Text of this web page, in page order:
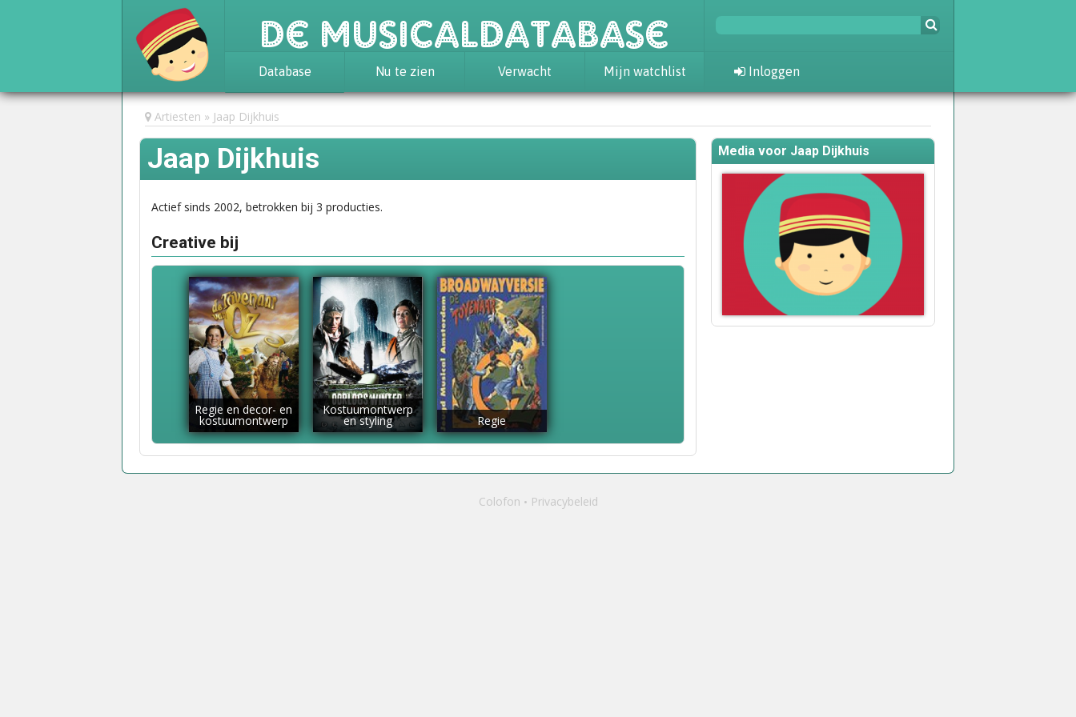
De Musicaldatabase
Database
Achtergrond
Awards
Statistieken
Nu te zien Verwacht Mijn watchlist Inloggen
Artiesten Jaap Dijkhuis
Jaap Dijkhuis
Actief sinds 2002, betrokken bij 3 producties.
Creative bij
Regie en decor- en
kostuumontwerp
Kostuumontwerp
en styling Regie
Media voor Jaap Dijkhuis
Colofon Privacybeleid